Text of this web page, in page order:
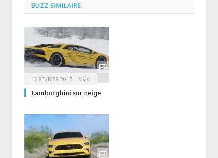
BUZZ SIMILAIRE
13 FÉVRIER 2017 0
Lamborghini sur neige